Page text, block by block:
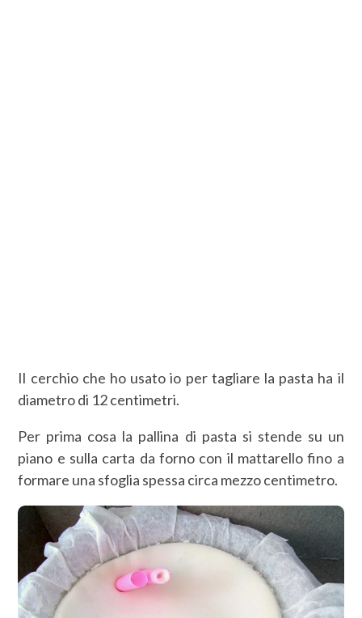
Il cerchio che ho usato io per tagliare la pasta ha il
diametro di 12 centimetri.
Per prima cosa la pallina di pasta si stende su un
piano e sulla carta da forno con il mattarello fino a
formare una sfoglia spessa circa mezzo centimetro.